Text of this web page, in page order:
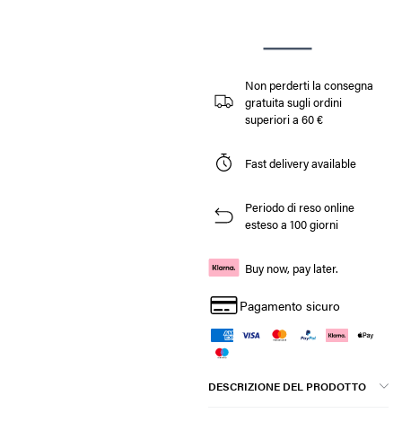
Non perderti la consegna
gratuita sugli ordini
superiori a 60 €
Fast delivery available
Periodo di reso online
esteso a 100 giorni
Buy now, pay later.
Pagamento sicuro
DESCRIZIONE DEL PRODOTTO